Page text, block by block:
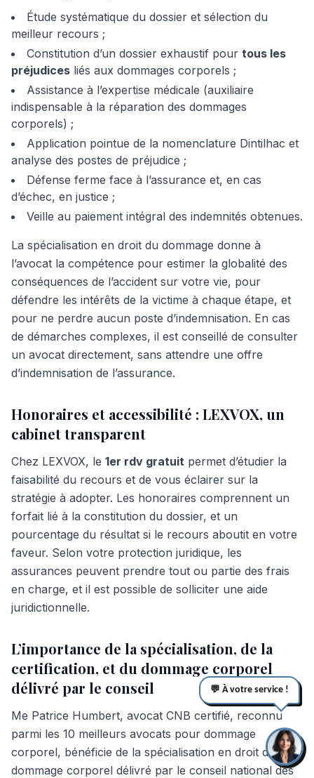
Étude systématique du dossier et sélection du
meilleur recours ;
Constitution d’un dossier exhaustif pour tous les
préjudices liés aux dommages corporels ;
Assistance à l’expertise médicale (auxiliaire
indispensable à la réparation des dommages
corporels) ;
Application pointue de la nomenclature Dintilhac et
analyse des postes de préjudice ;
Défense ferme face à l’assurance et, en cas
d’échec, en justice ;
Veille au paiement intégral des indemnités obtenues.
La spécialisation en droit du dommage donne à
l’avocat la compétence pour estimer la globalité des
conséquences de l’accident sur votre vie, pour
défendre les intérêts de la victime à chaque étape, et
pour ne perdre aucun poste d’indemnisation. En cas
de démarches complexes, il est conseillé de consulter
un avocat directement, sans attendre une offre
d’indemnisation de l’assurance.
Honoraires et accessibilité : LEXVOX, un
cabinet transparent
Chez LEXVOX, le 1er rdv gratuit permet d’étudier la
faisabilité du recours et de vous éclairer sur la
stratégie à adopter. Les honoraires comprennent un
forfait lié à la constitution du dossier, et un
pourcentage du résultat si le recours aboutit en votre
faveur. Selon votre protection juridique, les
assurances peuvent prendre tout ou partie des frais
en charge, et il est possible de solliciter une aide
juridictionnelle.
L’importance de la spécialisation, de la
certification, et du dommage corporel
délivré par le conseil
Me Patrice Humbert, avocat CNB certifié, reconnu
parmi les 10 meilleurs avocats pour dommage
corporel, bénéficie de la spécialisation en droit du
dommage corporel délivré par le conseil national des
💬 À votre service !